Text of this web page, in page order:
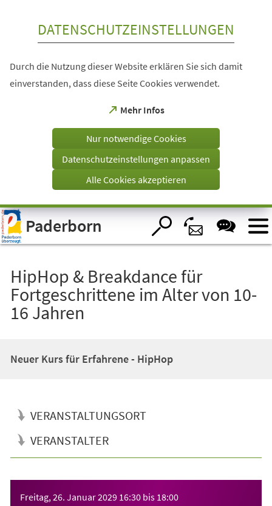
Visuelle
Assistenzsoftware
öffnen.
DATENSCHUTZEINSTELLUNGEN
Durch die Nutzung dieser Website erklären Sie sich damit
einverstanden, dass diese Seite Cookies verwendet.
Mehr Infos
(Öffnet
einem
Tab)
Nur notwendige Cookies
Datenschutzeinstellungen anpassen
Alle Cookies akzeptieren
Paderborn
HipHop & Breakdance für
Fortgeschrittene im Alter von 10-
16 Jahren
Neuer Kurs für Erfahrene - HipHop
VERANSTALTUNGSORT
VERANSTALTER
Freitag, 26. Januar 2029 16:30 bis 18:00